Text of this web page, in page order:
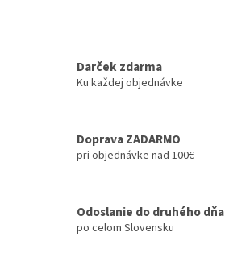
Darček zdarma
Ku každej objednávke
Doprava ZADARMO
pri objednávke nad 100€
Odoslanie do druhého dňa
po celom Slovensku